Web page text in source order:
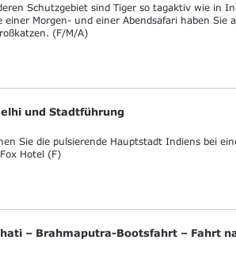
Schutzgebiet sind Tiger so tagaktiv wie in
einer Morgen- und einer Abendsafari haben Sie
(F/M/A)
und Stadtführung
Sie die pulsierende Hauptstadt Indiens bei
Hotel (F)
– Brahmaputra-Bootsfahrt – Fahrt